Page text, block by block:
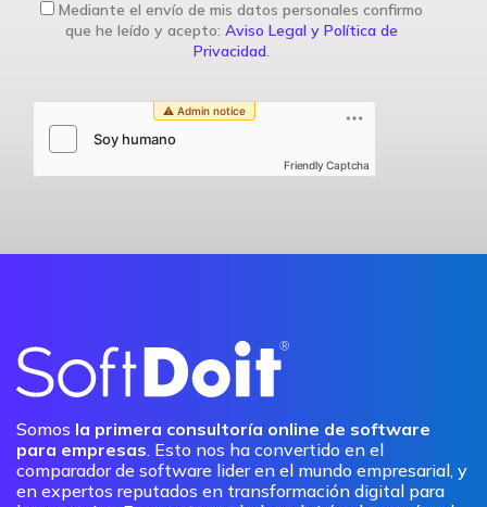
Mediante el envío de mis datos personales confirmo
que he leído y acepto: Aviso Legal y Política de
Privacidad.
Friendly Captcha
Somos la primera consultoría online de software
para empresas. Esto nos ha convertido en el
comparador de software lider en el mundo empresarial, y
en expertos reputados en transformación digital para